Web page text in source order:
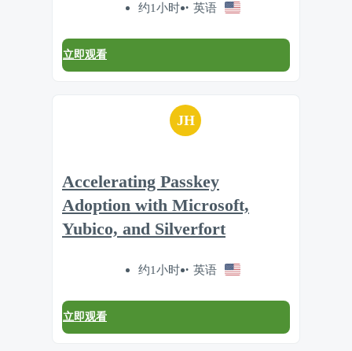
约1小时 英语
立即观看
JH
Accelerating Passkey
Adoption with Microsoft,
Yubico, and Silverfort
约1小时 英语
立即观看